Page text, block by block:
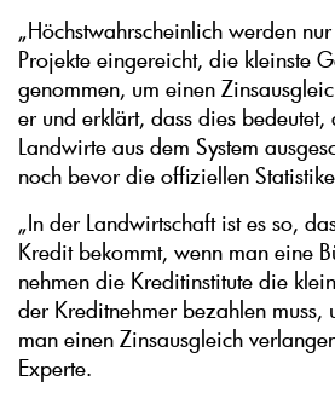
„Höchstwahrscheinlich werden
Projekte eingereicht, die kleinste
genommen, um einen
er und erklärt, dass dies bedeutet,
Landwirte aus dem System
noch bevor die offiziellen
„In der Landwirtschaft ist es so,
Kredit bekommt, wenn man eine
nehmen die Kreditinstitute die
der Kreditnehmer bezahlen muss,
man einen Zinsausgleich
Experte.